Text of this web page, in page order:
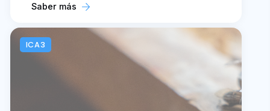
Saber más
ICA3